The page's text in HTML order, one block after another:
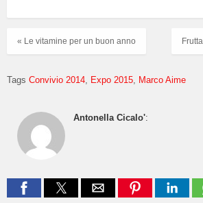
« Le vitamine per un buon anno
Tags Convivio 2014 Expo 2015 Marco Aime
Antonella Cicalo':